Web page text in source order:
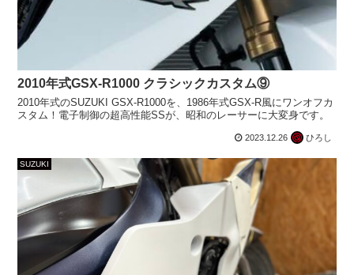
2010年式GSX-R1000 クラシックカスタム⑨
2010年式のSUZUKI GSX-R1000を、1986年式GSX-R風にワンオフカ
スタム！電子制御の超高性能SSが、昭和のレーサーに大変身です。
2023.12.26 ひろし
SUZUKI